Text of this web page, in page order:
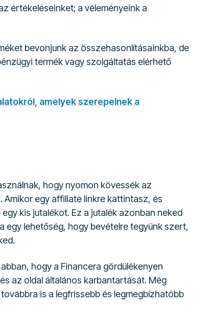
értékeléseinket; a véleményeink a
bevonjunk az összehasonlításainkba, de
termék vagy szolgáltatás elérhető
amelyek szerepelnek a
hogy nyomon kövessék az
Amikor egy affiliate linkre kattintasz, és
kis jutalékot. Ez a jutalék azonban neked
egy lehetőség, hogy bevételre tegyünk szert,
hogy a Financera gördülékenyen
az oldal általános karbantartását. Még
is a legfrissebb és legmegbízhatóbb